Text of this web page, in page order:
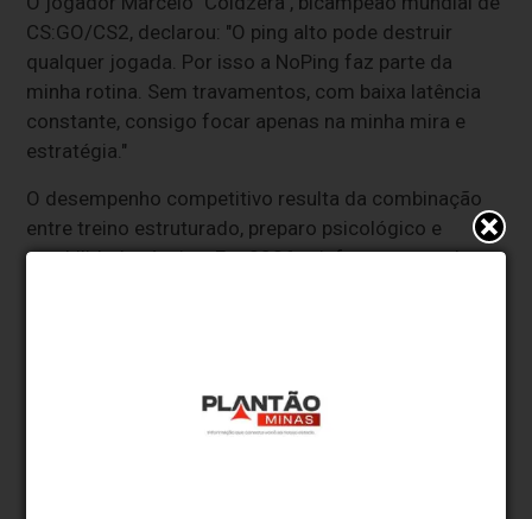
CS:GO/CS2, declarou: "O ping alto pode destruir
qualquer jogada. Por isso a NoPing faz parte da
minha rotina. Sem travamentos, com baixa latência
constante, consigo focar apenas na minha mira e
estratégia."
O desempenho competitivo resulta da combinação
entre treino estruturado, preparo psicológico e
estabilidade técnica. Em 2026, a infraestrutura de
NoPing Game Boosteré uma plataforma